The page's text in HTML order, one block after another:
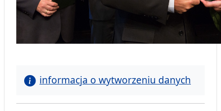
informacja o wytworzeniu danych